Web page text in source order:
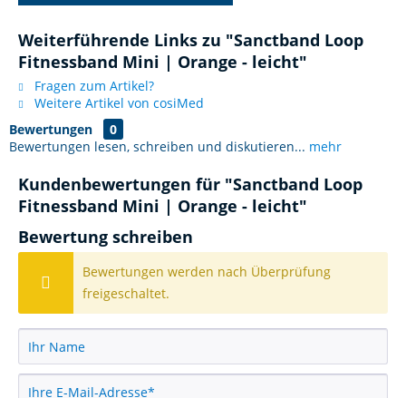
Weiterführende Links zu "Sanctband Loop
Fitnessband Mini | Orange - leicht"
Fragen zum Artikel?
Weitere Artikel von cosiMed
Bewertungen
0
Bewertungen lesen, schreiben und diskutieren... mehr
Kundenbewertungen für "Sanctband Loop
Fitnessband Mini | Orange - leicht"
Bewertung schreiben
Bewertungen werden nach Überprüfung
freigeschaltet.